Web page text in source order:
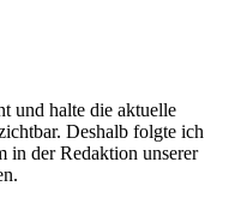
und halte die aktuelle
Deshalb folgte ich
der Redaktion unserer